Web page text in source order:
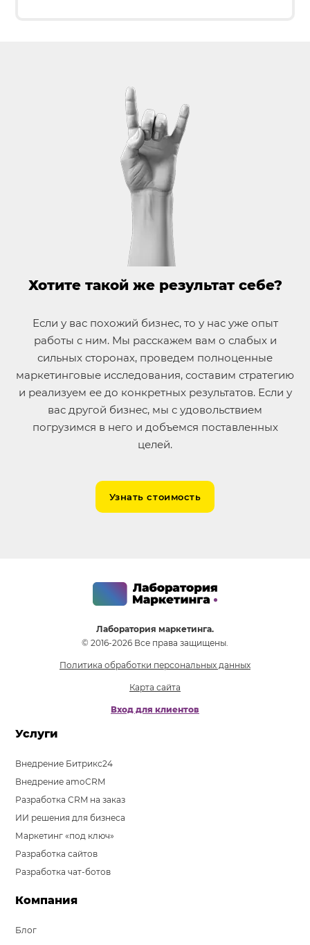
Хотите такой же результат себе?
Если у вас похожий бизнес, то у нас уже опыт
работы с ним. Мы расскажем вам о слабых и
сильных сторонах, проведем полноценные
маркетинговые исследования, составим стратегию
и реализуем ее до конкретных результатов. Если у
вас другой бизнес, мы с удовольствием
погрузимся в него и добъемся поставленных
целей.
Узнать стоимость
Лаборатория маркетинга.
© 2016-2026 Все права защищены.
Политика обработки персональных данных
Карта сайта
Вход для клиентов
Услуги
Внедрение Битрикс24
Внедрение amoCRM
Разработка CRM на заказ
ИИ решения для бизнеса
Маркетинг «под ключ»
Разработка сайтов
Разработка чат-ботов
Компания
Блог